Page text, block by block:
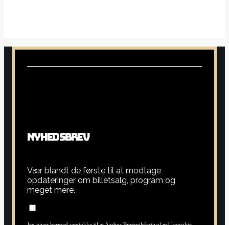
NYHEDSBREV
Vær blandt de første til at modtage
opdateringer om billetsalg, program og
meget mere.